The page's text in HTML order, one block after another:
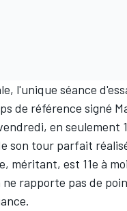
l'unique séance
de référence signé
en seulement
son tour parfait
, méritant, est 11e à
rapporte pas de